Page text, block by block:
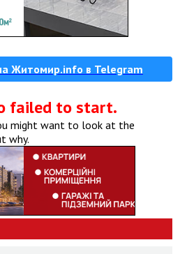
Житомир.info в Telegram
failed to start.
might want to look at the
why.